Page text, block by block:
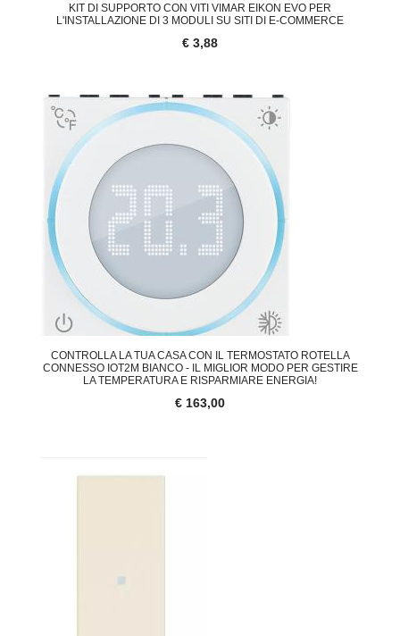
KIT DI SUPPORTO CON VITI VIMAR EIKON EVO PER
L'INSTALLAZIONE DI 3 MODULI SU SITI DI E-COMMERCE
€ 3,88
CONTROLLA LA TUA CASA CON IL TERMOSTATO ROTELLA
CONNESSO IOT2M BIANCO - IL MIGLIOR MODO PER GESTIRE
LA TEMPERATURA E RISPARMIARE ENERGIA!
€ 163,00